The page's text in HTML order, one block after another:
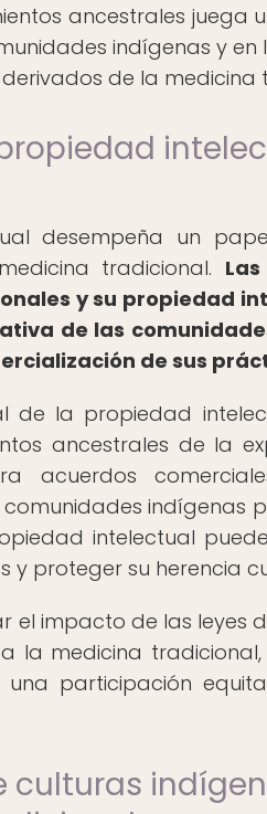
ancestrales
indígenas y
de la medicina
desempeña un
tradicional.
y su propiedad
de las
de sus
de la propiedad
ancestrales de la
acuerdos
indígenas
intelectual
y proteger su herencia
el impacto de las leyes
la medicina
participación
culturas